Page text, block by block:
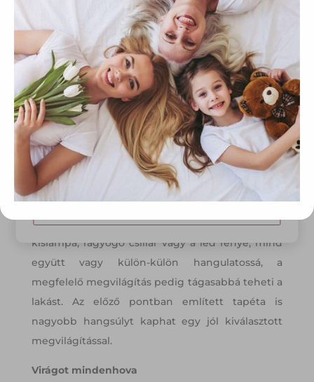
Világosítsunk a lakáson világítással
A világítás segíthet a szoba hangulatának
megteremtésében. Legyenek világosak a sötét
sarkok, használjunk többféle fényt. Meleg
kislámpa, ragyogó csillár vagy a led fénye, mind
együtt vagy külön-külön hangulatossá, a
megfelelő megvilágítás pedig tágasabbá teheti a
lakást. Az előző pontban említett tapéta is
nagyobb hangsúlyt kaphat egy jól kiválasztott
megvilágítással.
Virágot mindenhova
A „sütiket" az elektronikus hírközlésről szóló 2003. évi C.
törvény, az elektronikus kereskedelmi szolgáltatások, az
információs társadalommal összefüggő szolgáltatások
egyes kérdéseiről szóló 2001. évi CVIII. törvény, valamint az
Európai Unió előírásainak megfelelően használjuk. Azon
weblapoknak, melyek az Európai Unió országain belül
működnek, a „sütik" használatához, és ezeknek a
felhasználó számítógépén vagy egyéb eszközén történő
tárolásához a felhasználók hozzájárulását kell kérniük.
Elfogadom
Módosítom a beállításokat